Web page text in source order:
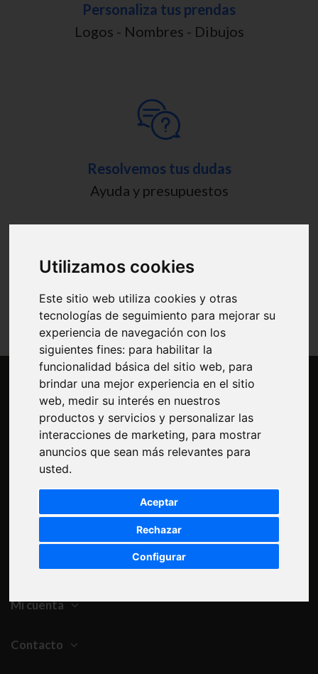
Utilizamos cookies
Este sitio web utiliza cookies y otras
tecnologías de seguimiento para mejorar su
experiencia de navegación con los
siguientes fines: para habilitar la
funcionalidad básica del sitio web, para
brindar una mejor experiencia en el sitio
web, medir su interés en nuestros
productos y servicios y personalizar las
interacciones de marketing, para mostrar
anuncios que sean más relevantes para
usted.
Aceptar
Rechazar
Configurar
Personaliza tus prendas
Logos - Nombres - Dibujos
Resolvemos tus dudas
Ayuda y presupuestos
Suscríbete a nuestro newsletter
Acepto la política de protección de datos y privacidad
Sitio Web
Mi cuenta
Contacto